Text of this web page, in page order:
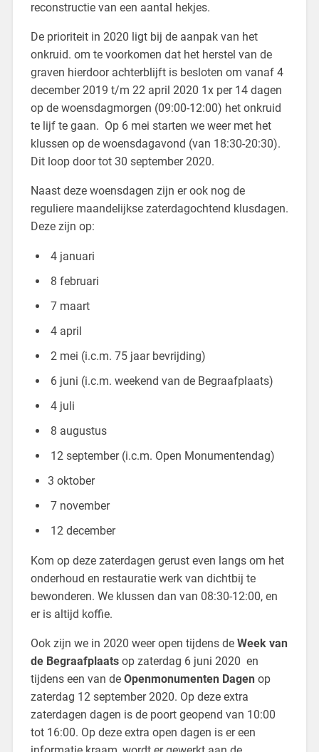
reconstructie van een aantal hekjes.
De prioriteit in 2020 ligt bij de aanpak van het
onkruid. om te voorkomen dat het herstel van de
graven hierdoor achterblijft is besloten om vanaf 4
december 2019 t/m 22 april 2020 1x per 14 dagen
op de woensdagmorgen (09:00-12:00) het onkruid
te lijf te gaan. Op 6 mei starten we weer met het
klussen op de woensdagavond (van 18:30-20:30).
Dit loop door tot 30 september 2020.
Naast deze woensdagen zijn er ook nog de
reguliere maandelijkse zaterdagochtend klusdagen.
Deze zijn op:
4 januari
8 februari
7 maart
4 april
2 mei (i.c.m. 75 jaar bevrijding)
6 juni (i.c.m. weekend van de Begraafplaats)
4 juli
8 augustus
12 september (i.c.m. Open Monumentendag)
3 oktober
7 november
12 december
Kom op deze zaterdagen gerust even langs om het
onderhoud en restauratie werk van dichtbij te
bewonderen. We klussen dan van 08:30-12:00, en
er is altijd koffie.
Ook zijn we in 2020 weer open tijdens de Week van
de Begraafplaatsop zaterdag 6 juni 2020 en
tijdens een van de Openmonumenten Dagenop
zaterdag 12 september 2020. Op deze extra
zaterdagen dagen is de poort geopend van 10:00
tot 16:00. Op deze extra open dagen is er een